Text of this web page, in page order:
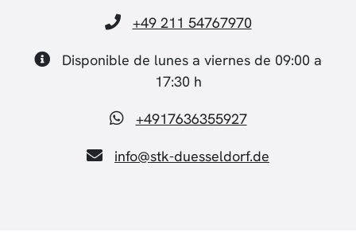
+49 211 54767970
Disponible de lunes a viernes de 09:00 a
17:30 h
+4917636355927
info@stk-duesseldorf.de